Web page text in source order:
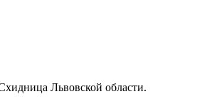
Львовской области.